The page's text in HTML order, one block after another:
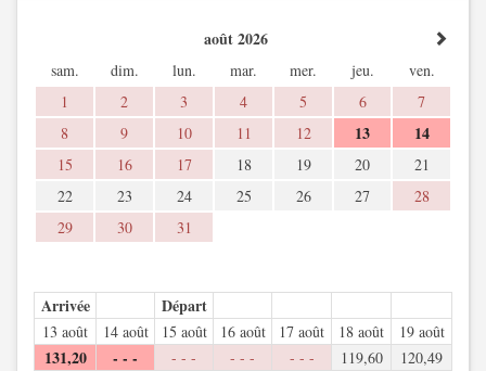
août 2026
sam. dim. lun. mar. mer. jeu.
ven.
1
2 3 4 5 6
7
8
9 10 11 12 13 14
15 16 17 18 19 20
21
22
23 24 25 26 27
28
29
30 31
Arrivée Départ
13 août 14 août 15 août 16 août 17 août 18 août 19 août
131,20 - - - - - - - - - - - - 119,60 120,49